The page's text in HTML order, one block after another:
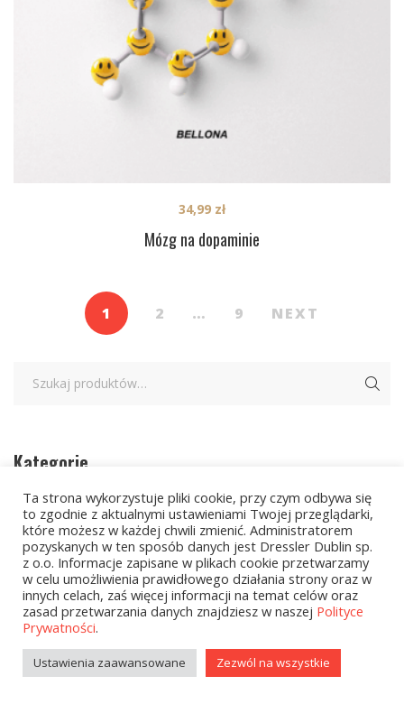
Mózg na dopaminie
34,99 zł
1 2 … 9 NEXT
Kategorie
zobacz wszystkie
Kolekcje Biedronka
Kolekcje Biedronka - 16.02.2026
Wielcy Humaniści - 16.02.2026
Wielcy Humaniści – 02.03.2026
Ta strona wykorzystuje pliki cookie, przy czym odbywa się
to zgodnie z aktualnymi ustawieniami Twojej przeglądarki,
które możesz w każdej chwili zmienić. Administratorem
pozyskanych w ten sposób danych jest Dressler Dublin sp.
z o.o. Informacje zapisane w plikach cookie przetwarzamy
w celu umożliwienia prawidłowego działania strony oraz w
innych celach, zaś więcej informacji na temat celów oraz
zasad przetwarzania danych znajdziesz w naszej Polityce
Prywatności.
Ustawienia zaawansowane Zezwól na wszystkie